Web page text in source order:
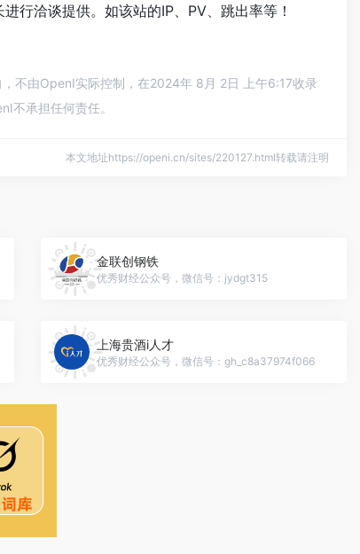
行洽谈提供。如该站的IP、PV、跳出率等！
不由OpenI实际控制，在2024年 8月 2日 上午6:17收录
不承担任何责任。
本文地址https://openi.cn/sites/220127.html转载请注明
金联创钢铁
优秀财经公众号，微信号：jydgt315
上海贵酒i人才
优秀财经公众号，微信号：gh_c8a37974f066